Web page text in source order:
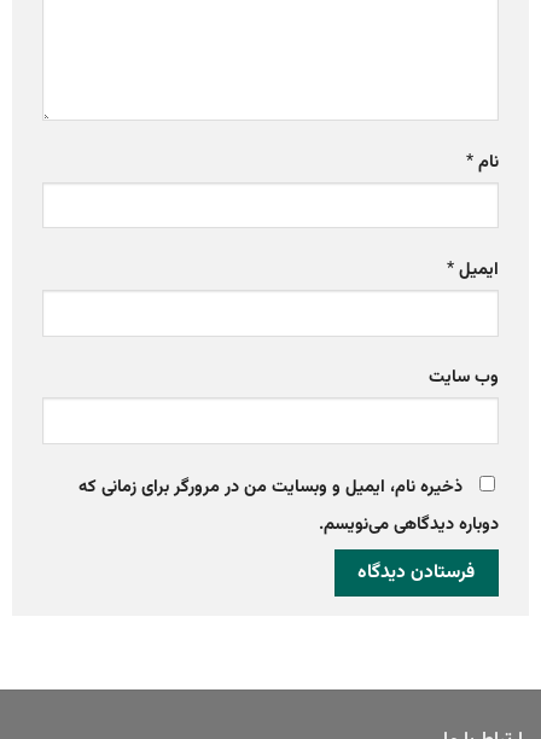
نام*
ایمیل*
وب‌ سایت
ذخیره نام، ایمیل و وبسایت من در مرورگر برای زمانی که
دوباره دیدگاهی می‌نویسم.